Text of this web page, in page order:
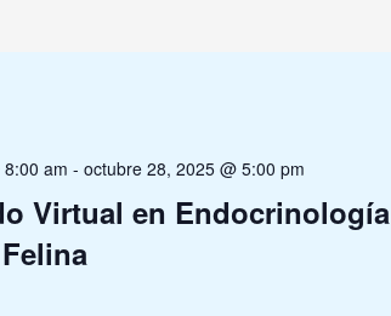
Virtual en Endocrinología
am -octubre 28, 2025 @ 5:00 pm